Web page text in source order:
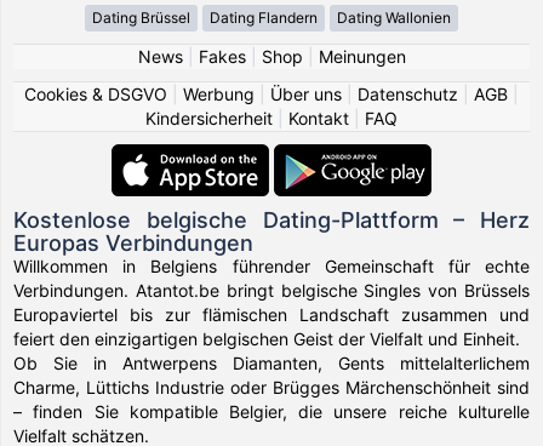
Dating Brüssel Dating Flandern Dating Wallonien
News| Fakes| Shop
Meinungen
Cookies & DSGVO
Werbung Über uns Datenschutz AGB
Kindersicherheit
Kontakt FAQ
Kostenlose belgische Dating-Plattform – Herz
Europas Verbindungen
Willkommen in Belgiens führender Gemeinschaft für echte
Verbindungen. Atantot.be bringt belgische Singles von Brüssels
Europaviertel bis zur flämischen Landschaft zusammen und
feiert den einzigartigen belgischen Geist der Vielfalt und Einheit.
Ob Sie in Antwerpens Diamanten, Gents mittelalterlichem
Charme, Lüttichs Industrie oder Brügges Märchenschönheit sind
– finden Sie kompatible Belgier, die unsere reiche kulturelle
Vielfalt schätzen.